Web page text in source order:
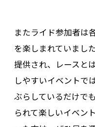
またライド参加者は
を楽しまれていまし
提供され、レースと
しやすいイベントで
ぶらしているだけで
られて楽しいイベン